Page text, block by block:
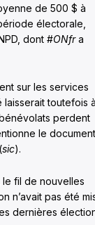
de 500 $ à
électorale,
dont #ONfra
sur les services
laisserait toutefois
perdent
le document
(sic).
le fil de nouvelles
n’avait pas été
dernières